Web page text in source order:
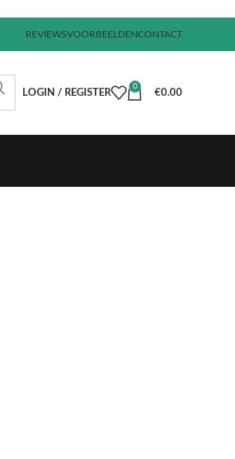
REVIEWSVOORBEELDENCONTACT
LOGIN / REGISTER
0
€0.00